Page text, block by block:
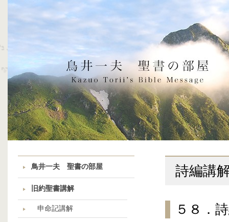
鳥井一夫 聖書の部屋
旧約聖書講解
申命記講解
詩編講
５８．